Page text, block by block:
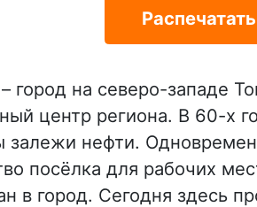
Распечатать
– город на северо-западе
центр региона. В 60-х
залежи нефти.
посёлка для рабочих
в город. Сегодня здесь